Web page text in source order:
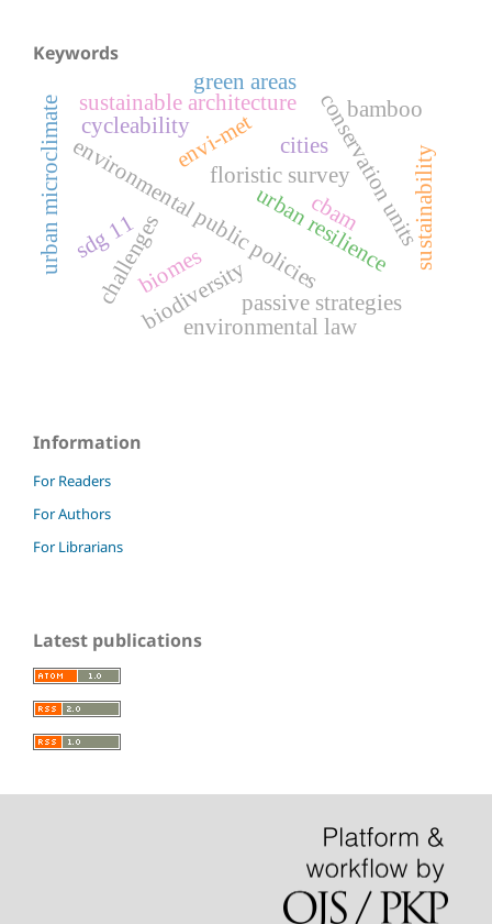
Keywords
environmental public policies
biodiversity
biomes
floristic surveyconservation unitssustainability
challenges urban resilience
sdg 11
envi-met
urban microclimate cities
passive strategies
environmental law
cbam
sustainable architecture
cycleability
green areas
bamboo
Information
For Readers
For Authors
For Librarians
Latest publications